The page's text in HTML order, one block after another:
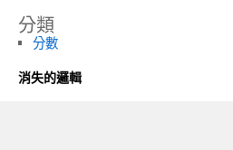
分類
分數
消失的邏輯